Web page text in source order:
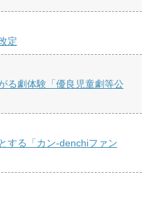
定
る劇体験「優良児童劇等公
する「カン-denchiファン